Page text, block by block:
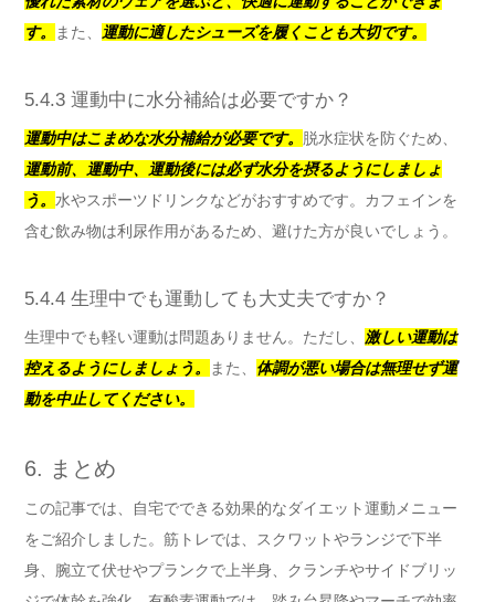
す。
また、 運動に適したシューズを履くことも大切です。
5.4.3 運動中に水分補給は必要ですか？
運動中はこまめな水分補給が必要です。
脱水症状を防ぐため、
運動前、運動中、運動後には必ず水分を摂るようにしましょ
う。 水やスポーツドリンクなどがおすすめです。カフェインを
含む飲み物は利尿作用があるため、避けた方が良いでしょう。
5.4.4 生理中でも運動しても大丈夫ですか？
生理中でも軽い運動は問題ありません。ただし、 激しい運動は
控えるようにしましょう。
また、 体調が悪い場合は無理せず運
動を中止してください。
6. まとめ
この記事では、自宅でできる効果的なダイエット運動メニュー
をご紹介しました。筋トレでは、スクワットやランジで下半
身、腕立て伏せやプランクで上半身、クランチやサイドブリッ